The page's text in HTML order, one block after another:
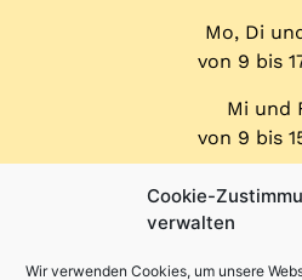
Cookie-
verwalten
Wir verwenden Cookies, um unsere
Mo, Di
von 9 bis
Mi und
von 9 bis